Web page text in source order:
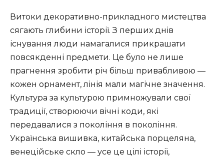
Витоки декоративно-прикладного мистецтва
сягають глибини історії. З перших днів
існування люди намагалися прикрашати
повсякденні предмети. Це було не лише
прагнення зробити річ більш привабливою —
кожен орнамент, лінія мали магічне значення.
Культура за культурою примножували свої
традиції, створюючи вічні коди, які
передавалися з покоління в покоління.
Українська вишивка, китайська порцеляна,
венеційське скло — усе це цілі історії,